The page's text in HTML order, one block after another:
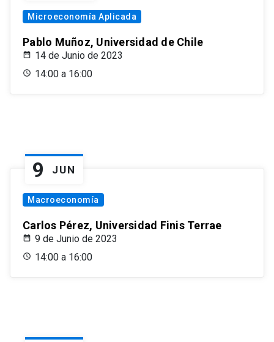
Microeconomía Aplicada
Pablo Muñoz, Universidad de Chile
14 de Junio de 2023
14:00 a 16:00
9 JUN
Macroeconomía
Carlos Pérez, Universidad Finis Terrae
9 de Junio de 2023
14:00 a 16:00